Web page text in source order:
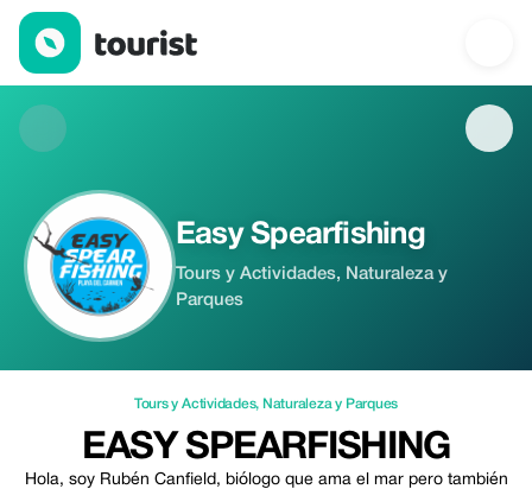
Easy Spearfishing — Tours y Actividades | Up to 50% off |
Easy Spearfishing
Tours y Actividades, Naturaleza y
Parques
Tours y Actividades, Naturaleza y Parques
EASY SPEARFISHING
Hola, soy Rubén Canfield, biólogo que ama el mar pero también